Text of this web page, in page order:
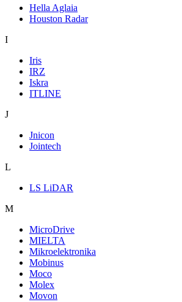
Hella Aglaia
Houston Radar
I
Iris
IRZ
Iskra
ITLINE
J
Jnicon
Jointech
L
LS LiDAR
M
MicroDrive
MIELTA
Mikroelektronika
Mobinus
Moco
Molex
Movon